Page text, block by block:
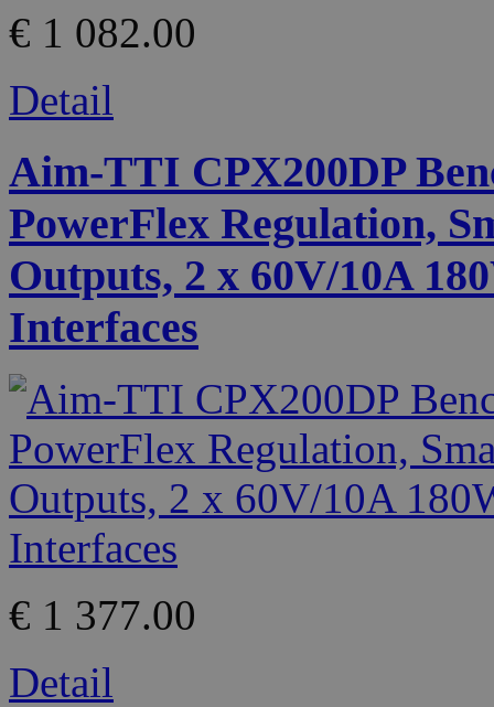
€ 1 082.00
Detail
Aim-TTI CPX200DP
PowerFlex Regulation,
Outputs, 2 x 60V/10A
Interfaces
€ 1 377.00
Detail